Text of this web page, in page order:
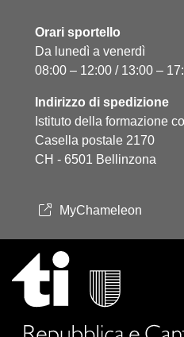
Orari sportello
Da lunedì a venerdì
08:00 – 12:00 / 13:00 –
Indirizzo di spedizione
Istituto della formazione
Casella postale 2170
CH - 6501 Bellinzona
MyChameleon